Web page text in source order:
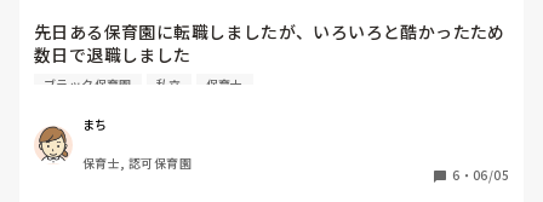
パワハラもあるとのことで、悩みすぎないうちに相談されるこ
とも必要ですね。
先日ある保育園に転職しましたが、いろいろと酷かったため
数日で退職しました
数日の勤務だけで、『あぁ、そりゃ人が辞めていくわ』と理
私が一番気になったのは、隣り合っている0・1歳児の保育室
の間にサークルが置かれており、そこにぐずっている1歳児
ブラック保育園 私立 保育士
まち
保育士, 認可保育園
6 ・ 06/05